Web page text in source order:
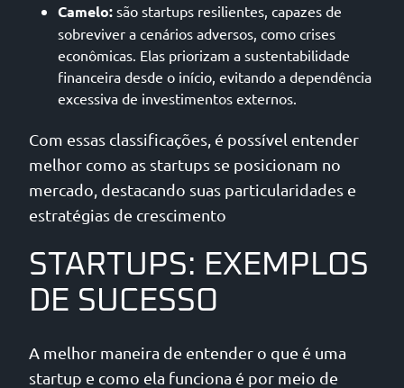
Camelo: são startups resilientes, capazes de
sobreviver a cenários adversos, como crises
econômicas. Elas priorizam a sustentabilidade
financeira desde o início, evitando a dependência
excessiva de investimentos externos.
Com essas classificações, é possível entender
melhor como as startups se posicionam no
mercado, destacando suas particularidades e
estratégias de crescimento
STARTUPS: EXEMPLOS
DE SUCESSO
A melhor maneira de entender o que é uma
startup e como ela funciona é por meio de